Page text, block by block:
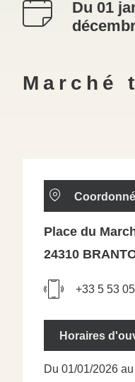
Du 01
Marché
Place du
24310
+33 5 53
Horaires
Du 01/01/2026